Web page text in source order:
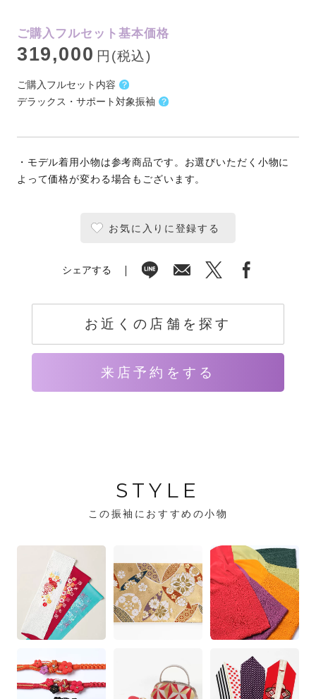
ご購入フルセット基本価格
319,000 円(税込)
ご購入フルセット内容
デラックス・サポート対象振袖
・モデル着用小物は参考商品です。お選びいただく小物に
よって価格が変わる場合もございます。
お気に入りに登録する
シェアする
お近くの店舗を探す
来店予約をする
STYLE
この振袖におすすめの小物